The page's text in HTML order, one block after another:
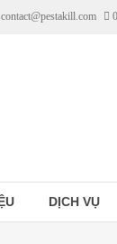
contact@pestakill.com
DỊCH VỤ